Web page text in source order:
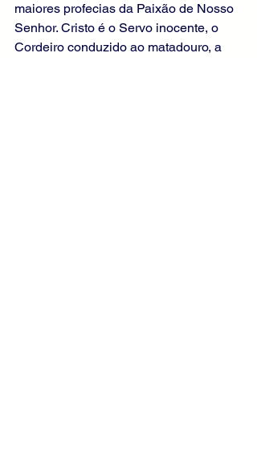
maiores profecias da Paixão de Nosso
Senhor. Cristo é o Servo inocente, o
Cordeiro conduzido ao matadouro, a